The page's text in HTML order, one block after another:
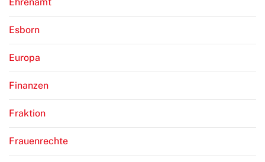
Esborn
Europa
Finanzen
Fraktion
Frauenrechte